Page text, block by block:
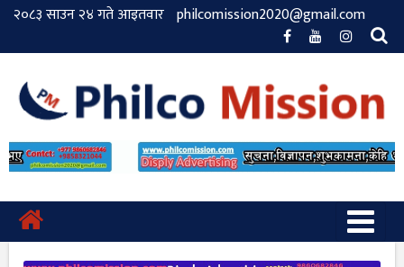
२०८३ साउन २४ गते आइतवार philcomission2020@gmail.com